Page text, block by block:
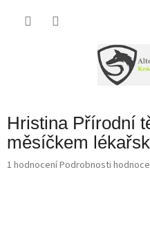
Hristina Přírodní
měsíčkem
Průměrné
1 hodnoceníPodrobnosti